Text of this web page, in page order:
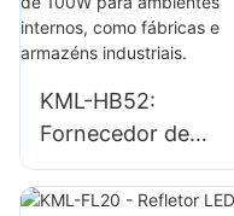
ambientes internos
em fábricas,
KML-HB52:
Fornecedor de
luminária LED de
alta potência de